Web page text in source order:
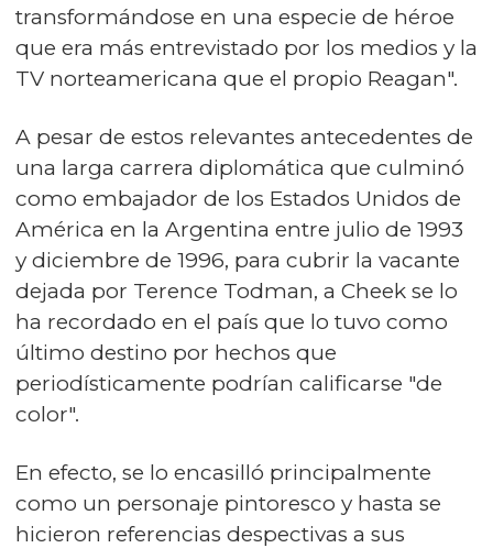
transformándose en una especie de héroe
que era más entrevistado por los medios y la
TV norteamericana que el propio Reagan".
A pesar de estos relevantes antecedentes de
una larga carrera diplomática que culminó
como embajador de los Estados Unidos de
América en la Argentina entre julio de 1993
y diciembre de 1996, para cubrir la vacante
dejada por Terence Todman, a Cheek se lo
ha recordado en el país que lo tuvo como
último destino por hechos que
periodísticamente podrían calificarse "de
color".
En efecto, se lo encasilló principalmente
como un personaje pintoresco y hasta se
hicieron referencias despectivas a sus